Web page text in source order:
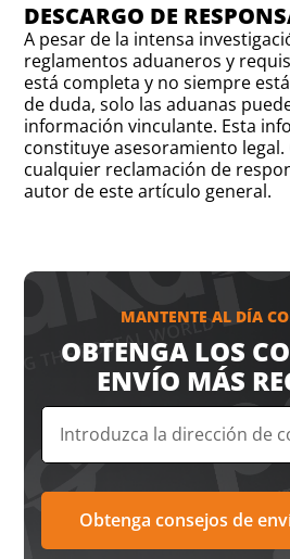
DESCARGO DE
A pesar de la intensa
reglamentos aduaneros y
está completa y no siempre
de duda, solo las aduanas
información vinculante. Esta
constituye asesoramiento legal.
cualquier reclamación de
autor de este artículo general.
MANTENTE AL DÍA
OBTENGA LOS
ENVÍO MÁS